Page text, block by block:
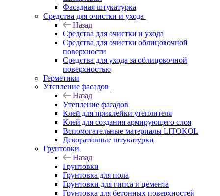
Фасадная штукатурка
Средства для очистки и ухода
Назад
Средства для очистки и ухода
Средства для очистки облицовочной
поверхности
Средства для ухода за облицовочной
поверхностью
Герметики
Утепление фасадов
Назад
Утепление фасадов
Клей для приклейки утеплителя
Клей для создания армирующего слоя
Вспомогательные материалы LITOKOL
Декоративные штукатурки
Грунтовки
Назад
Грунтовки
Грунтовка для пола
Грунтовки для гипса и цемента
Грунтовка для бетонных поверхностей